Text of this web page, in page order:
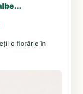
o florărie în